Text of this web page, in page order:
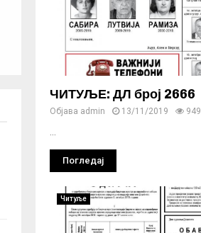
ЧИТУЉЕ: ДЛ број 2666
Објава admin 13/11/2019 949
Погледај
Читуље